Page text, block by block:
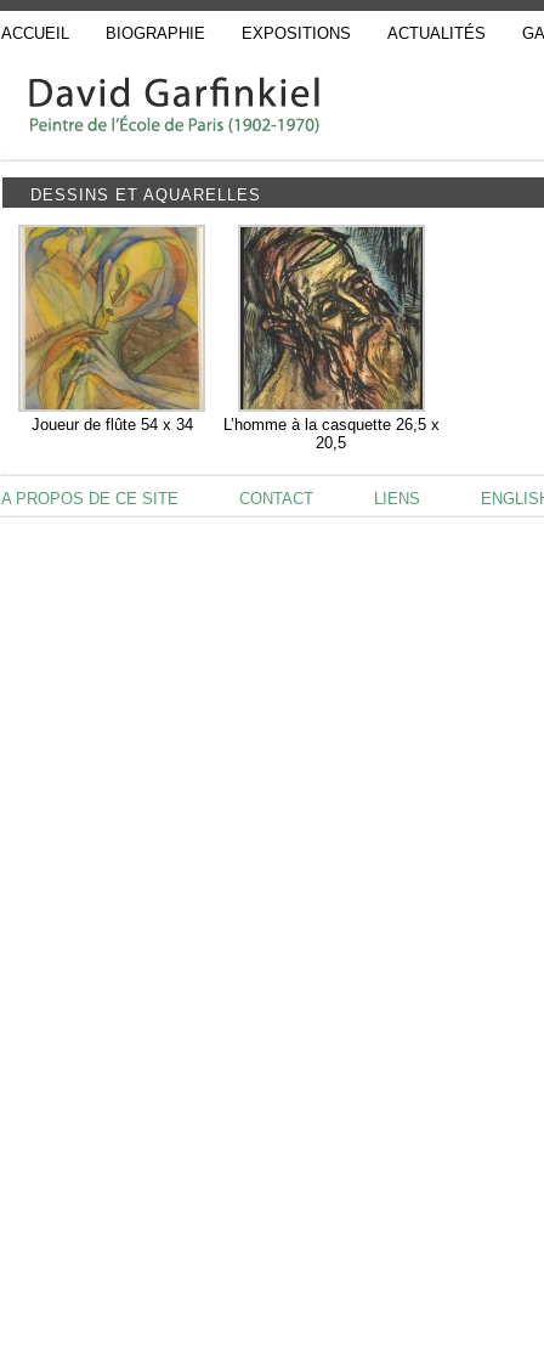
ACCUEIL BIOGRAPHIE EXPOSITIONS ACTUALITÉS
DESSINS ET AQUARELLES
Joueur de flûte 54 x 34
L’homme à la casquette 26,5 x
20,5
A PROPOS DE CE SITE CONTACT LIENS